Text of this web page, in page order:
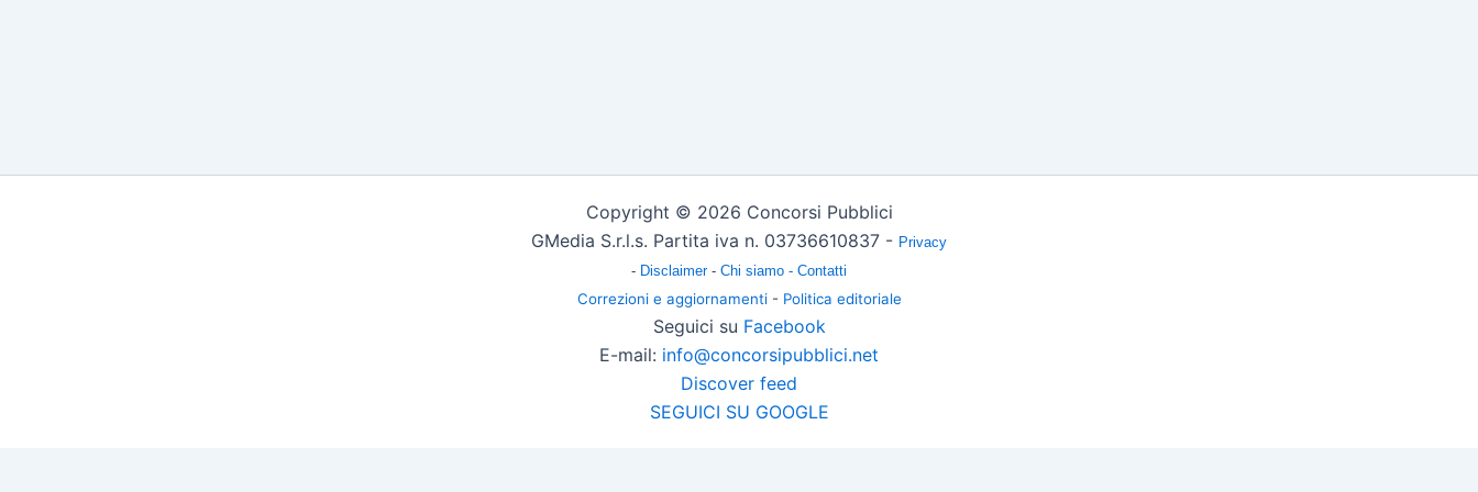
Copyright © 2026 Concorsi Pubblici
GMedia S.r.l.s. Partita iva n. 03736610837 - Privacy
- Disclaimer - Chi siamo - Contatti
Correzioni e aggiornamenti- Politica editoriale
Seguici su Facebook
E-mail: info@concorsipubblici.net
Discover feed
SEGUICI SU GOOGLE